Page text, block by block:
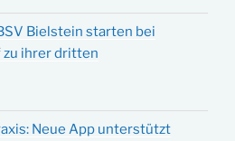
Bielstein starten bei
zu ihrer dritten
Neue App unterstützt